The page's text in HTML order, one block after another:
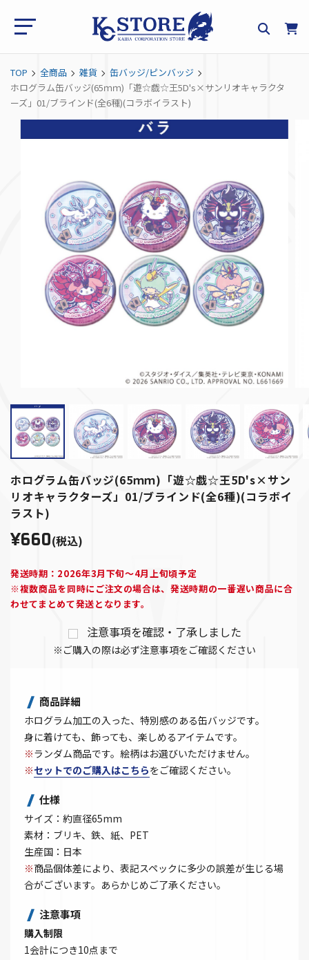
TOP 全商品 雑貨
缶バッジ/ピンバッジ
ホログラム缶バッジ(65ｍｍ)「遊☆戯☆王5D's×サンリオキャラクタ
ーズ」01/ブラインド(全6種)(コラボイラスト)
ホログラム缶バッジ(65ｍｍ)「遊☆戯☆王5D's×サン
リオキャラクターズ」01/ブラインド(全6種)(コラボイ
ラスト)
¥660(税込)
発送時期：2026年3月下旬～4月上旬頃予定
※複数商品を同時にご注文の場合は、発送時期の一番遅い商品に合
わせてまとめて発送となります。
注意事項を確認・了承しました
※ご購入の際は必ず注意事項をご確認ください
商品詳細
ホログラム加工の入った、特別感のある缶バッジです。
身に着けても、飾っても、楽しめるアイテムです。
※ランダム商品です。絵柄はお選びいただけません。
※セットでのご購入はこちらをご確認ください。
仕様
サイズ：約直径65mm
素材：ブリキ、鉄、紙、PET
生産国：日本
※商品個体差により、表記スペックに多少の誤差が生じる場
合がございます。あらかじめご了承ください。
注意事項
購入制限
1会計につき10点まで